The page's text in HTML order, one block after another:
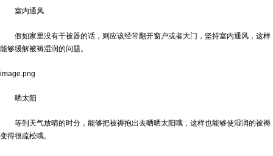
室内通风
假如家里没有干被器的话，则应该经常翻开窗户或者大门，坚持室内通风，这样
能够缓解被褥湿润的问题。
image.png
晒太阳
等到天气放晴的时分，能够把被褥抱出去晒晒太阳哦，这样也能够使湿润的被褥
变得很疏松哦。